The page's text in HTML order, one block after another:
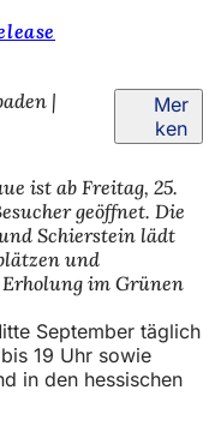
Mer
ken
ist ab Freitag, 25.
geöffnet. Die
Schierstein lädt
und
im Grünen
September täglich
19 Uhr sowie
in den hessischen